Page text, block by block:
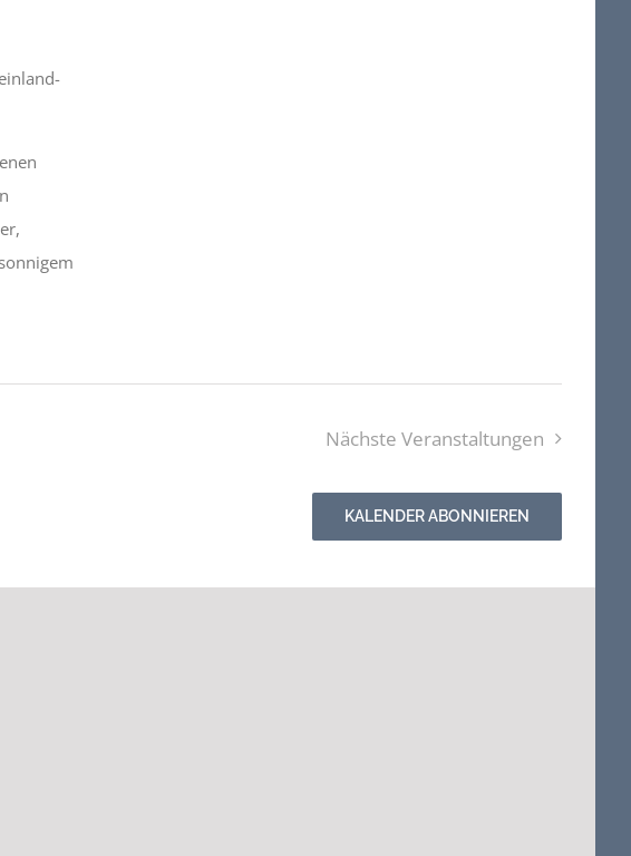
NächsteVeranstaltungen
KALENDER ABONNIEREN